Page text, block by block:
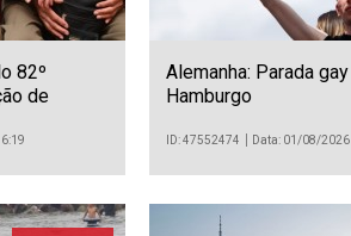
82º
de
Alemanha: Parada
Hamburgo
ID: 47552474 Data: 01/08/2026